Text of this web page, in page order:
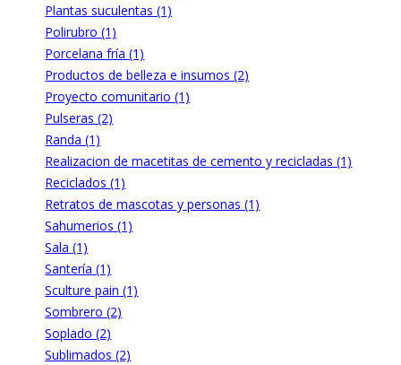
Plantas suculentas (1)
Polirubro (1)
Porcelana fría (1)
Productos de belleza e insumos (2)
Proyecto comunitario (1)
Pulseras (2)
Randa (1)
Realizacion de macetitas de cemento y recicladas (1)
Reciclados (1)
Retratos de mascotas y personas (1)
Sahumerios (1)
Sala (1)
Santería (1)
Sculture pain (1)
Sombrero (2)
Soplado (2)
Sublimados (2)